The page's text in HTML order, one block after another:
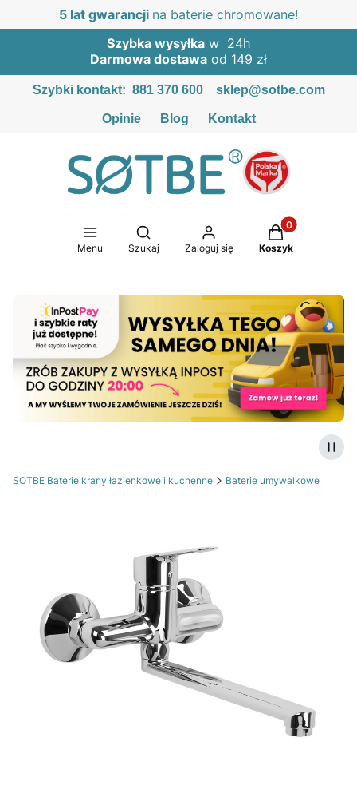
5 lat gwarancji na baterie chromowane!
Szybka wysyłka w 24h
Darmowa dostawa od 149 zł
Szybki kontakt: 881 370 600 sklep@sotbe.com
Opinie Blog Kontakt
Menu
Otwórz wyszukiwarkę
Szukaj Zaloguj się
Produkty w
Koszyk
SOTBE Baterie krany łazienkowe i kuchenne Baterie umywalkowe